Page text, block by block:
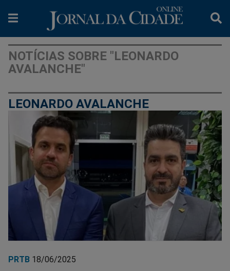
NOTÍCIAS SOBRE "LEONARDO
AVALANCHE"
LEONARDO AVALANCHE
PRTB 18/06/2025